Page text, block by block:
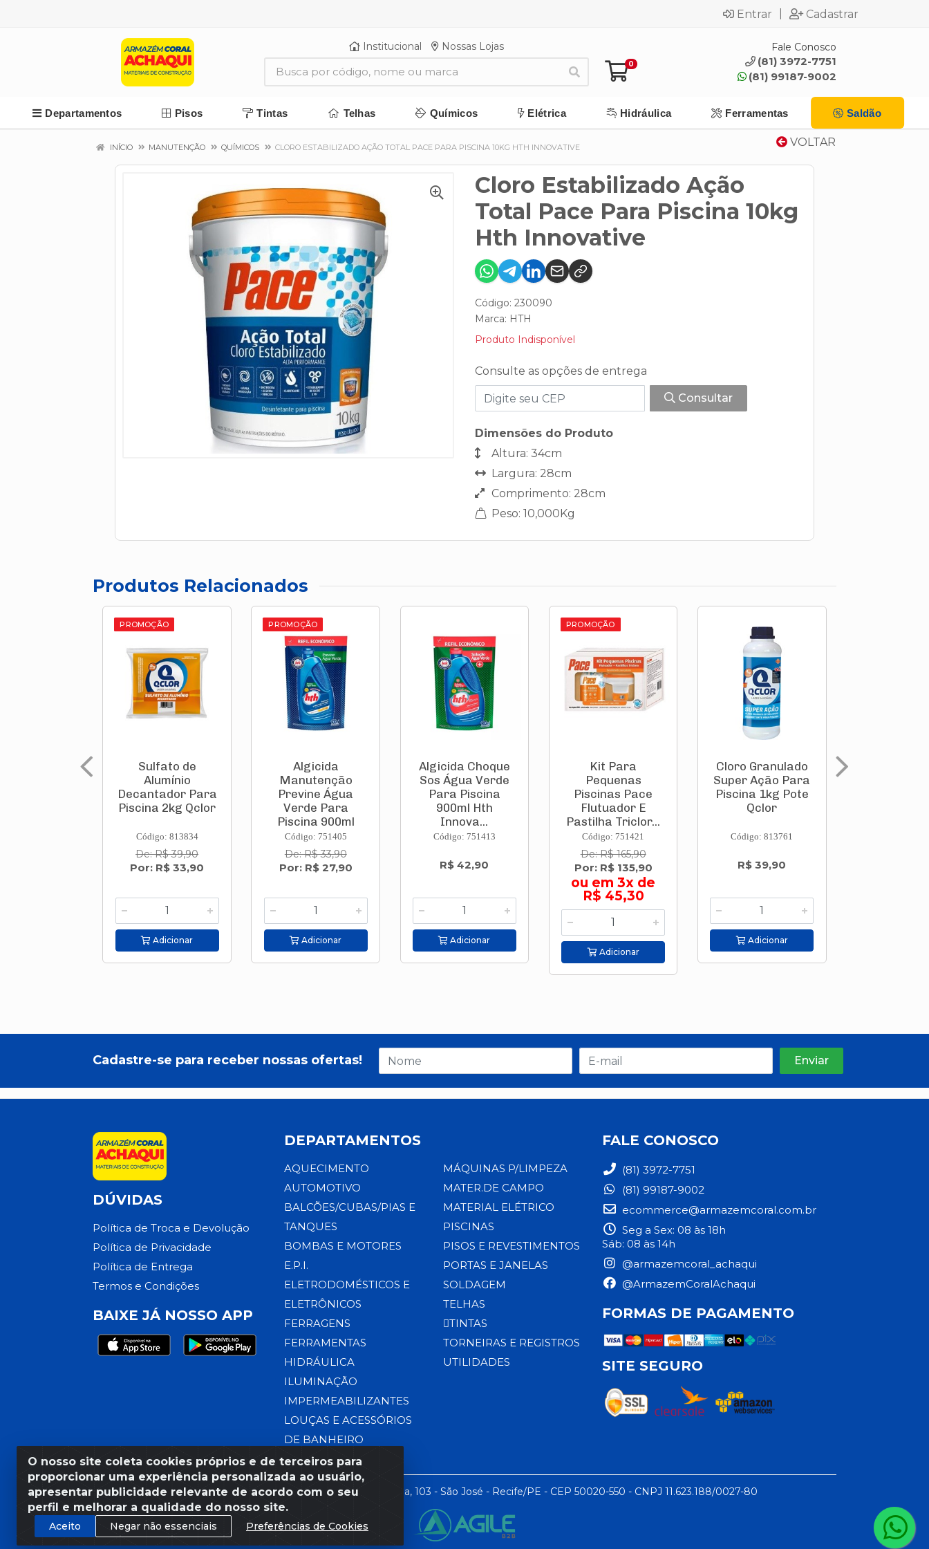
Entrar Cadastrar
Institucional Nossas Lojas
0
Fale Conosco
(81) 3972-7751
(81) 99187-9002
Departamentos Pisos Tintas Telhas Químicos Elétrica Hidráulica Ferramentas Saldão
VOLTAR
INÍCIO MANUTENÇÃO QUÍMICOS CLORO ESTABILIZADO AÇÃO TOTAL PACE PARA PISCINA 10KG HTH INNOVATIVE
Cloro Estabilizado Ação
Total Pace Para Piscina 10kg
Hth Innovative
Código: 230090
Marca: HTH
Produto Indisponível
Consulte as opções de entrega
Consultar
Dimensões do Produto
Altura: 34cm
Largura: 28cm
Comprimento: 28cm
Peso: 10,000Kg
Produtos Relacionados
PROMOÇÃO
Sulfato de
Alumínio
Decantador Para
Piscina 2kg Qclor
Código: 813834
De: R$ 39,90
Por: R$ 33,90
Adicionar
PROMOÇÃO
Algicida
Manutenção
Previne Água
Verde Para
Piscina 900ml
Ht...
Código: 751405
De: R$ 33,90
Por: R$ 27,90
Adicionar
Algicida Choque
Sos Água Verde
Para Piscina
900ml Hth
Innova...
Código: 751413
R$ 42,90
Adicionar
PROMOÇÃO
Kit Para
Pequenas
Piscinas Pace
Flutuador E
Pastilha Triclor...
Código: 751421
De: R$ 165,90
Por: R$ 135,90
ou em 3x de
R$ 45,30
Adicionar
Cloro Granulado
Super Ação Para
Piscina 1kg Pote
Qclor
Código: 813761
R$ 39,90
Adicionar
O nosso site coleta cookies próprios e de terceiros para
proporcionar uma experiência personalizada ao usuário,
apresentar publicidade relevante de acordo com o seu
perfil e melhorar a qualidade do nosso site.
Aceito Negar não essenciais Preferências de Cookies
Cadastre-se para receber nossas ofertas!
DÚVIDAS
Política de Troca e Devolução
Política de Privacidade
Política de Entrega
Termos e Condições
BAIXE JÁ NOSSO APP
DEPARTAMENTOS
AQUECIMENTO
AUTOMOTIVO
BALCÕES/CUBAS/PIAS E
TANQUES
BOMBAS E MOTORES
E.P.I.
ELETRODOMÉSTICOS E
ELETRÔNICOS
FERRAGENS
FERRAMENTAS
HIDRÁULICA
ILUMINAÇÃO
IMPERMEABILIZANTES
LOUÇAS E ACESSÓRIOS
DE BANHEIRO
MÁQUINAS P/LIMPEZA
MATER.DE CAMPO
MATERIAL ELÉTRICO
PISCINAS
PISOS E REVESTIMENTOS
PORTAS E JANELAS
SOLDAGEM
TELHAS
TINTAS
TORNEIRAS E REGISTROS
UTILIDADES
FALE CONOSCO
(81) 3972-7751
(81) 99187-9002
ecommerce@armazemcoral.com.br
Seg a Sex: 08 às 18h
Sáb: 08 às 14h
@armazemcoral_achaqui
@ArmazemCoralAchaqui
FORMAS DE PAGAMENTO
SITE SEGURO
Razão Social: Armazém Coral LTDA - Rua da Praia, 103 - São José - Recife/PE - CEP 50020-550 - CNPJ 11.623.188/0027-80